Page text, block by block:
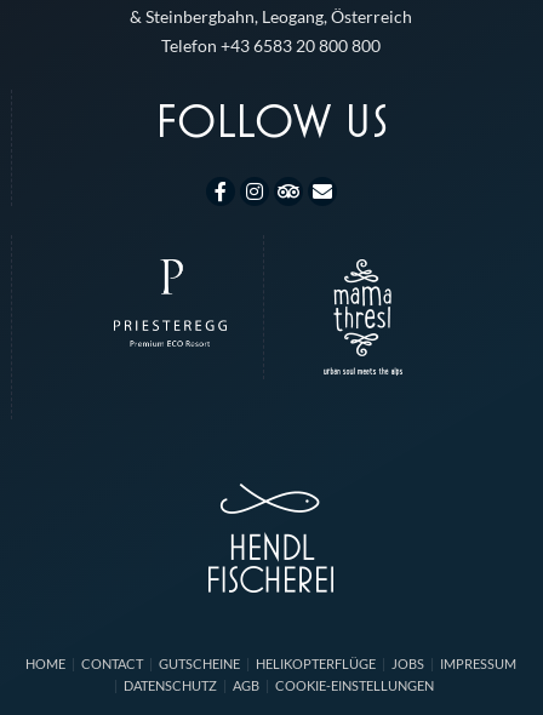
& Steinbergbahn, Leogang, Österreich
Telefon +43 6583 20 800 800
FOLLOW US
HOME CONTACT GUTSCHEINE HELIKOPTERFLÜGE JOBS
IMPRESSUM
DATENSCHUTZ
AGB COOKIE-EINSTELLUNGEN